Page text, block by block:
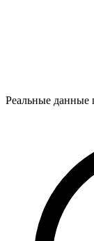
Реальные данные